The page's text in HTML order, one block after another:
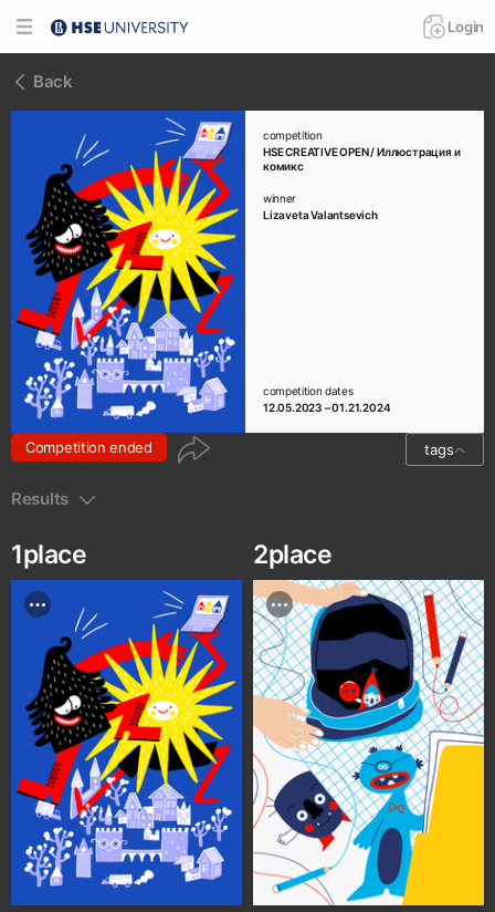
Login
Back
competition
HSE CREATIVE OPEN / Иллюстрация и
комикс
winner
Lizaveta Valantsevich
competition dates
12.05.2023 – 01.21.2024
Competition ended tags
Results
1place 2place